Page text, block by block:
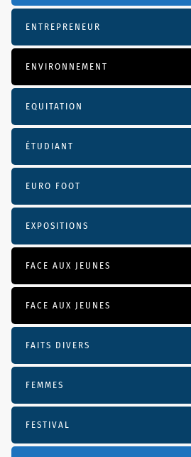
ENTREPRENEUR
ENVIRONNEMENT
EQUITATION
ÉTUDIANT
EURO FOOT
EXPOSITIONS
FACE AUX JEUNES
FACE AUX JEUNES
FAITS DIVERS
FEMMES
FESTIVAL